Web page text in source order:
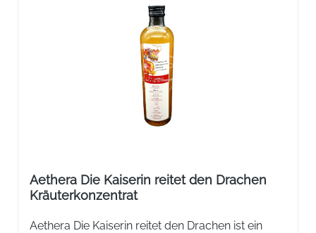
Aethera Die Kaiserin reitet den Drachen
Kräuterkonzentrat
Aethera Die Kaiserin reitet den Drachen ist ein